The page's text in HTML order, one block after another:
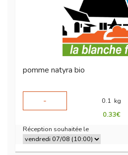
pomme natyra bio
-
0.1 kg
0.33€
Réception souhaitée le